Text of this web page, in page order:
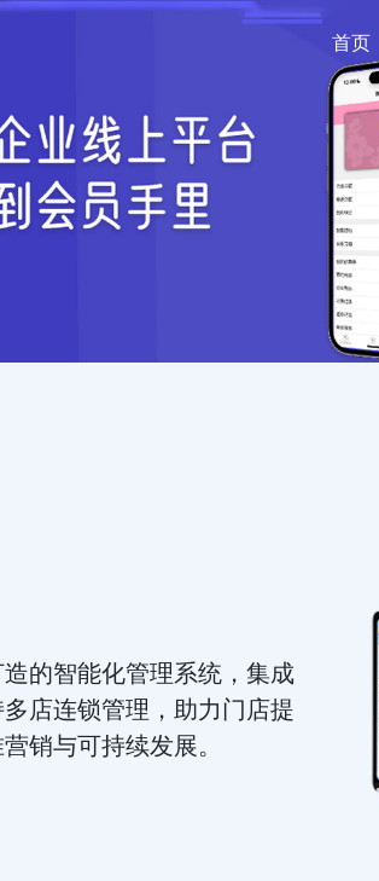
首页
的智能化管理系统，集成
店连锁管理，助力门店提
销与可持续发展。